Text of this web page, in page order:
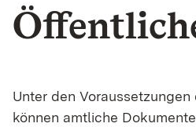
Unter den
können amtliche